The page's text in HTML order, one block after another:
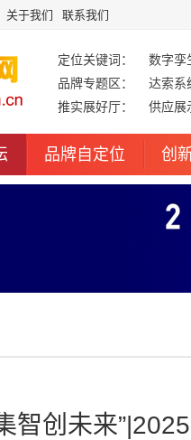
关于我们 联系我们
定位关键词： 数字孪
品牌专题区：
达索系
推实展好厅：
供应展
品牌自定位 创
智创未来